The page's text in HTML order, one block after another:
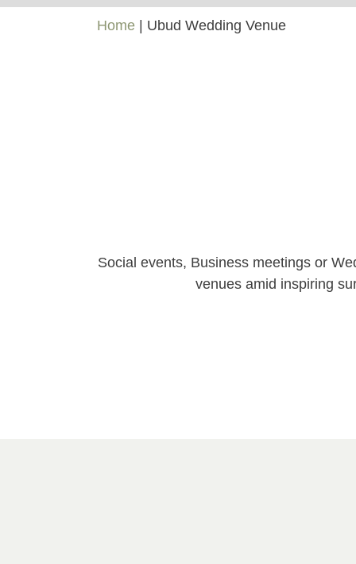
Home Ubud Wedding Venue
Social events, Business meetings or
venues amid inspiring